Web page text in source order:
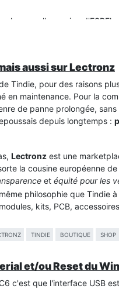
la nouvelle version
aussi sur Lectronz
Tindie, pour des raisons
en maintenance. Pour la
de panne prolongée,
depuis longtemps :
Lectronz est une
la cousine européenne
et équité pour les
philosophie que Tindie
kits, PCB,
?
TINDIE BOUTIQUE SHOP
et/ou Reset du
c'est que l'interface USB